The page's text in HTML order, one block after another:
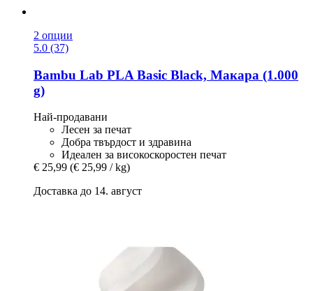
2 опции
5.0 (37)
Bambu Lab PLA Basic Black, Макара (1.000
g)
Най-продавани
Лесен за печат
Добра твърдост и здравина
Идеален за високоскоростен печат
€ 25,99 (€ 25,99 / kg)
Доставка до 14. август